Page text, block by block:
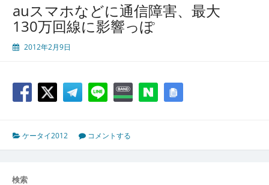
auスマホなどに通信障害、最大
130万回線に影響っぽ
2012年2月9日
ケータイ2012 コメントする
検索